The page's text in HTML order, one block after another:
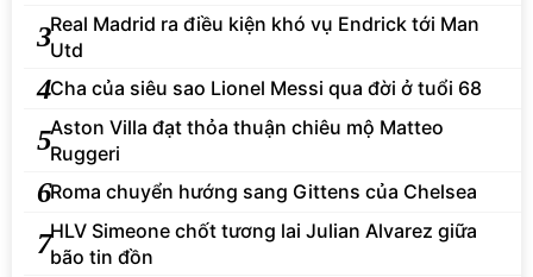
3Real Madrid ra điều kiện khó vụ Endrick tới Man
Utd
4Cha của siêu sao Lionel Messi qua đời ở tuổi 68
5Aston Villa đạt thỏa thuận chiêu mộ Matteo
Ruggeri
6Roma chuyển hướng sang Gittens của Chelsea
7HLV Simeone chốt tương lai Julian Alvarez giữa
bão tin đồn